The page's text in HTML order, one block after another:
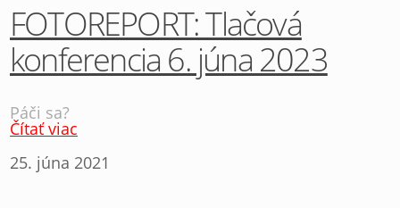
FOTOREPORT: Tlačová
konferencia 6. júna 2023
Páči sa?
Čítať viac
25. júna 2021